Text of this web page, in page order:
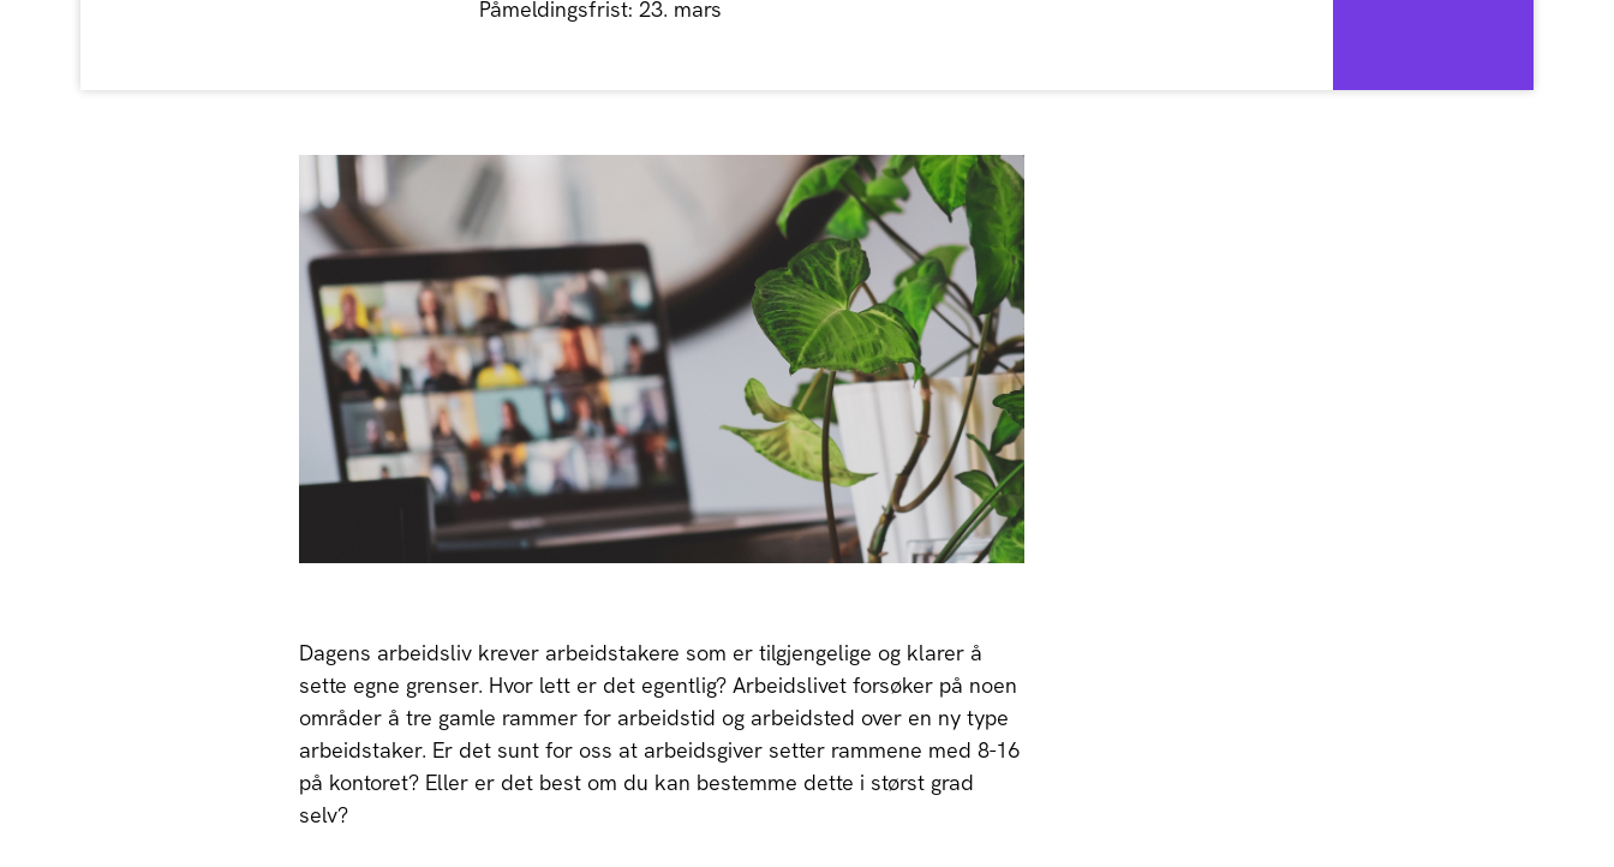
Påmeldingsfrist: 23. mars
Dagens arbeidsliv krever arbeidstakere som er tilgjengelige og klarer å
sette egne grenser. Hvor lett er det egentlig? Arbeidslivet forsøker på noen
områder å tre gamle rammer for arbeidstid og arbeidsted over en ny type
arbeidstaker. Er det sunt for oss at arbeidsgiver setter rammene med 8-16
på kontoret? Eller er det best om du kan bestemme dette i størst grad
selv?